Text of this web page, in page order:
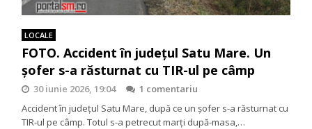
LOCALE
FOTO. Accident în județul Satu Mare. Un
șofer s-a răsturnat cu TIR-ul pe câmp
30 iunie 2026, 19:04
1 comentariu
Accident în județul Satu Mare, după ce un șofer s-a răsturnat cu
TIR-ul pe câmp. Totul s-a petrecut marți după-masa,…